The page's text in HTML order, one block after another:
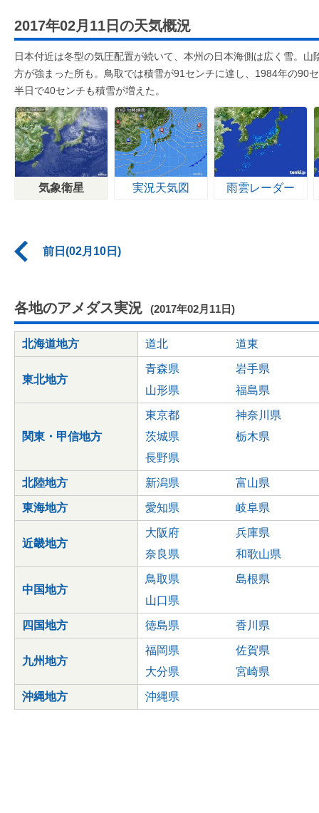
2017年02月11日の天気概況
日本付近は冬型の気圧配置が続いて、本州の日本海側は広く雪。
方が強まった所も。鳥取では積雪が91センチに達し、1984年の90
半日で40センチも積雪が増えた。
気象衛星 実況天気図 雨雲レーダー
前日(02月10日)
各地のアメダス実況 (2017年02月11日)
北海道地方 道北 道東
東北地方
青森県
岩手県
山形県
福島県
関東・甲信地方
東京都
神奈川県
茨城県
栃木県
長野県
北陸地方 新潟県 富山県
東海地方 愛知県 岐阜県
近畿地方
大阪府
兵庫県
奈良県
和歌山県
中国地方
鳥取県
島根県
山口県
四国地方 徳島県 香川県
九州地方
福岡県
佐賀県
大分県
宮崎県
沖縄地方 沖縄県